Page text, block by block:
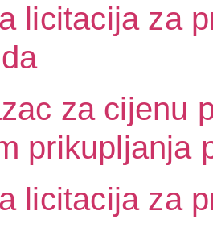
licitacija za
za cijenu
prikupljanja
licitacija za